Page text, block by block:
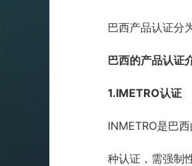
巴西产品认证分
巴西的产品认证
1.IMETRO认证
INMETRO是巴
种认证，需强制